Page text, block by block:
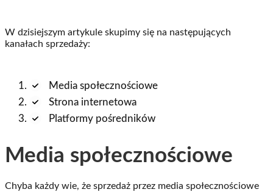
W dzisiejszym artykule skupimy się na następujących
kanałach sprzedaży:
Media społecznościowe
Strona internetowa
Platformy pośredników
Media społecznościowe
Chyba każdy wie, że sprzedaż przez media społecznościowe